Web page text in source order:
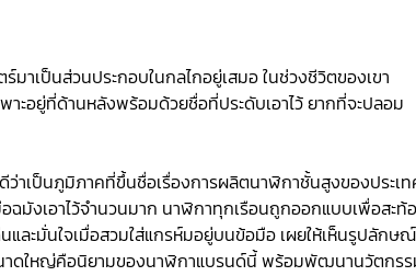
มาเป็นส่วนประกอบในกลไกอยู่เสมอ ในช่วงชีวิตของเขา
าะอยู่ที่ด้านหลังพร้อมด้วยชื่อที่ประดับเอาไว้ ยากที่จะปลอม
าเป็นภูมิภาคที่ขึ้นชื่อเรื่องการผลิตนาฬิกาชั้นสูงของประเ
มังเอาไว้จำนวนมาก นาฬิกาทุกเรือนถูกออกแบบเพื่อสะท้
ละมั่นใจเมื่อสวมใส่แกรห์มอยู่บนข้อมือ เผยให้เห็นรูปลักษ
าดใหญ่คือนิยามของนาฬิกาแบรนด์นี้ พร้อมพัฒนานวัตกร